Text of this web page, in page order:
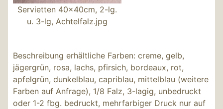
Servietten 40x40cm, 2-lg.
u. 3-lg, Achtelfalz.jpg
Beschreibung erhältliche Farben: creme, gelb,
jägergrün, rosa, lachs, pfirsich, bordeaux, rot,
apfelgrün, dunkelblau, capriblau, mittelblau (weitere
Farben auf Anfrage), 1/8 Falz, 3-lagig, unbedruckt
oder 1-2 fbg. bedruckt, mehrfarbiger Druck nur auf